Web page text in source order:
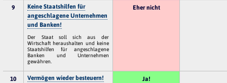
9
Keine Staatshilfen für
angeschlagene Unternehmen
und Banken!
Der Staat soll sich aus der
Wirtschaft heraushalten und keine
Staatshilfen für angeschlagene
Banken und Unternehmen
gewähren.
Eher nicht
10 Vermögen wieder besteuern! Ja!